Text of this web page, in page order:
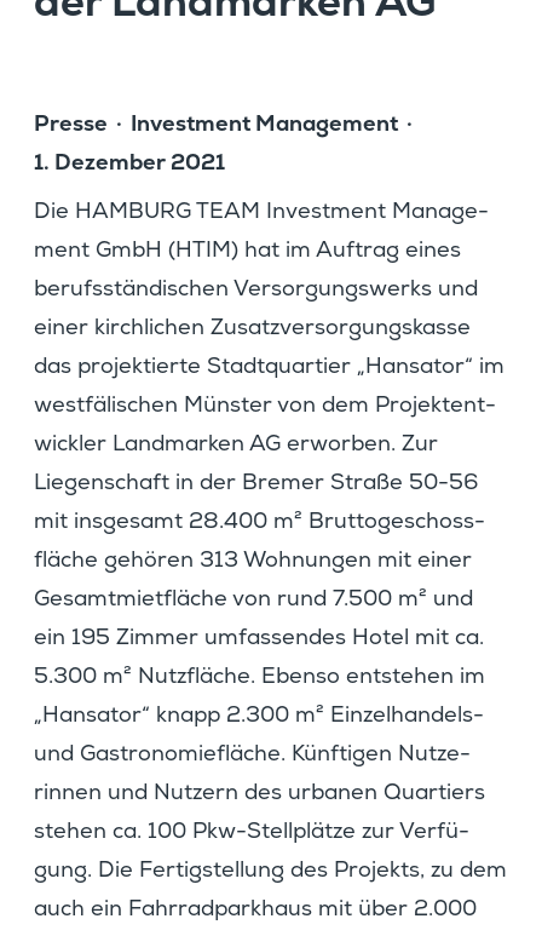
Presse
Invest­ment Manage­ment
1. Dezember 2021
Die HAMBURG TEAM Invest­ment Manage­
ment GmbH (HTIM) hat im Auftrag eines
berufs­stän­di­schen Versor­gungs­werks und
einer kirch­li­chen Zusatz­ver­sor­gungs­kasse
das projek­tierte Stadt­quar­tier „Hansator“ im
westfä­li­schen Münster von dem Projekt­ent­
wickler Landmarken AG erworben. Zur
Liegen­schaft in der Bremer Straße 50-56
mit insge­samt 28.400 m² Brutto­ge­schoss­
fläche gehören 313 Wohnungen mit einer
Gesamt­miet­fläche von rund 7.500 m² und
ein 195 Zimmer umfas­sendes Hotel mit ca.
5.300 m² Nutzfläche. Ebenso entstehen im
„Hansator“ knapp 2.300 m² Einzel­han­dels-
und Gastro­no­mie­fläche. Künftigen Nutze­
rinnen und Nutzern des urbanen Quartiers
stehen ca. 100 Pkw-Stell­plätze zur Verfü­
gung. Die Fertig­stel­lung des Projekts, zu dem
auch ein Fahrrad­park­haus mit über 2.000